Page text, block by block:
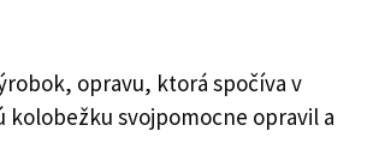
opravu, ktorá spočíva v
kolobežku svojpomocne opravil a